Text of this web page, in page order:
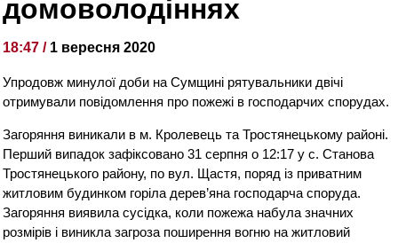
домоволодіннях
18:47 / 1 вересня 2020
Упродовж минулої доби на Сумщині рятувальники двічі
отримували повідомлення про пожежі в господарчих спорудах.
Загоряння виникали в м. Кролевець та Тростянецькому районі.
Перший випадок зафіксовано 31 серпня о 12:17 у с. Станова
Тростянецького району, по вул. Щастя, поряд із приватним
житловим будинком горіла дерев’яна господарча споруда.
Загоряння виявила сусідка, коли пожежа набула значних
розмірів і виникла загроза поширення вогню на житловий